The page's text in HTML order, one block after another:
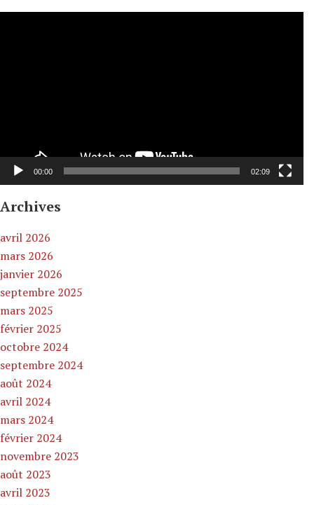
00:00 02:09
Archives
avril 2026
mars 2026
janvier 2026
septembre 2025
mars 2025
février 2025
octobre 2024
septembre 2024
août 2024
avril 2024
mars 2024
février 2024
novembre 2023
août 2023
avril 2023